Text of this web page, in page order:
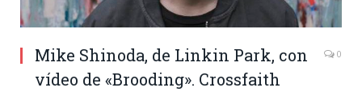
Mike Shinoda, de Linkin Park, con
vídeo de «Brooding». Crossfaith
0